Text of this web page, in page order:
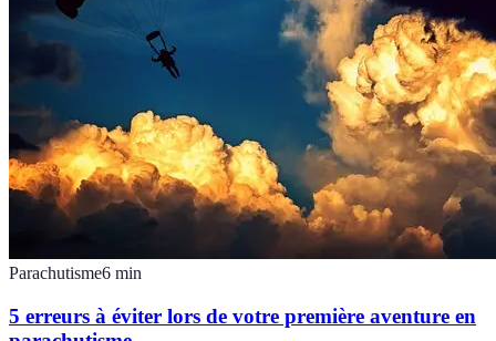
Parachutisme6 min
5 erreurs à éviter lors de votre première aventure en